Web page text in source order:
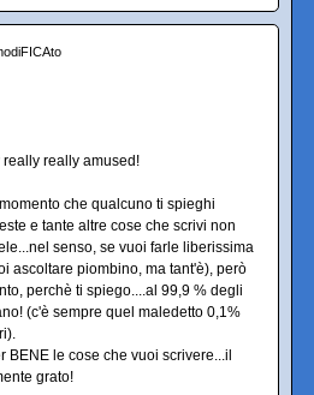
really amused!
che qualcuno ti spieghi
e tante altre cose che scrivi non
senso, se vuoi farle liberissima
ascoltare piombino, ma tant'è), però
perchè ti spiego....al 99,9 % degli
(c'è sempre quel maledetto 0,1%
BENE le cose che vuoi scrivere...il
grato!